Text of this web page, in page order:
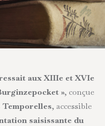
aux XIIIe et XVIe
», conçue
Temporelles, accessible
saisissante du